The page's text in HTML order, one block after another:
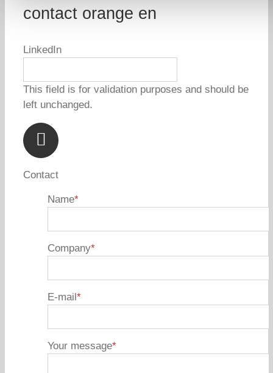
contact orange en
LinkedIn
This field is for validation purposes and should be
left unchanged.
Contact
Name*
Company*
E-mail *
Your message*